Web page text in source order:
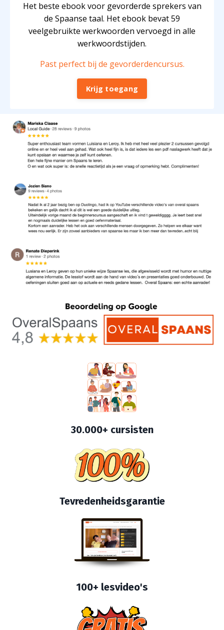
Het beste ebook voor gevorderde sprekers van
de Spaanse taal. Het ebook bevat 59
veelgebruikte werkwoorden vervoegd in alle
werkwoordstijden.
Past perfect bij de gevorderdencursus.
Krijg toegang
30.000+ cursisten
Tevredenheidsgarantie
100+ lesvideo's